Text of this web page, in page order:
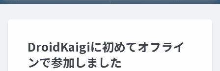
DroidKaigiに初めてオフライ
ンで参加しました